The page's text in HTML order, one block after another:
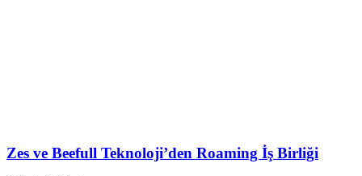
Zes ve Beefull Teknoloji’den Roaming İş Birliği